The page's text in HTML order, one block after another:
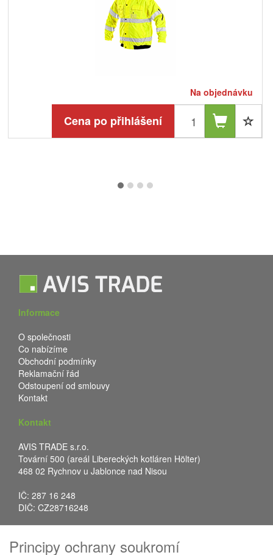
Na objednávku
Cena po přihlášení
Informace
O společnosti
Co nabízíme
Obchodní podmínky
Reklamační řád
Odstoupení od smlouvy
Kontakt
Kontakt
AVIS TRADE s.r.o.
Tovární 500 (areál Libereckých kotláren Hölter)
468 02 Rychnov u Jablonce nad Nisou
IČ: 287 16 248
DIČ: CZ28716248
Fax: +420 483 034 590
Principy ochrany soukromí